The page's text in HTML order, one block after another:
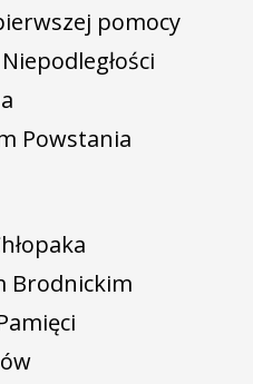
pomocy
Powstania
Brodnickim